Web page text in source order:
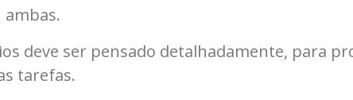
deve ser pensado detalhadamente, para
tarefas.